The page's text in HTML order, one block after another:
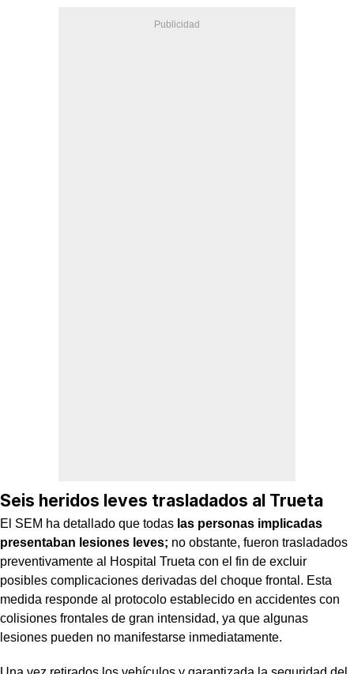
Seis heridos leves trasladados al Trueta
El SEM ha detallado que todas las personas implicadas
presentaban lesiones leves; no obstante, fueron trasladados
preventivamente al Hospital Trueta con el fin de excluir
posibles complicaciones derivadas del choque frontal. Esta
medida responde al protocolo establecido en accidentes con
colisiones frontales de gran intensidad, ya que algunas
lesiones pueden no manifestarse inmediatamente.